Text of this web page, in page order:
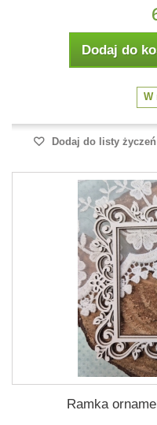
Dodaj do
W
Dodaj do listy życzeń
Ramka